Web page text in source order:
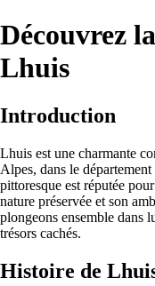
Découvrez
Lhuis
Introduction
Lhuis est une charmante
Alpes, dans le
pittoresque est réputée
nature préservée et son
plongeons ensemble dans
trésors cachés.
Histoire de